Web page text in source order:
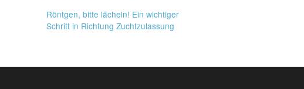
Röntgen, bitte lächeln! Ein wichtiger
Schritt in Richtung Zuchtzulassung